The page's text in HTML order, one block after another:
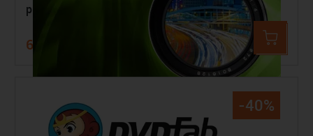
proDAD ReSpeedr V1
69,99 €
-40%